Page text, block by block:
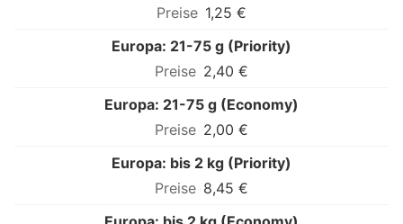
1,25 €
Europa: 21-75 g (Priority)
2,40 €
Europa: 21-75 g (Economy)
2,00 €
Europa: bis 2 kg (Priority)
8,45 €